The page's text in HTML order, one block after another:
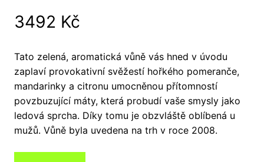
3492 Kč
Tato zelená, aromatická vůně vás hned v úvodu
zaplaví provokativní svěžestí hořkého pomeranče,
mandarinky a citronu umocněnou přítomností
povzbuzující máty, která probudí vaše smysly jako
ledová sprcha. Díky tomu je obzvláště oblíbená u
mužů. Vůně byla uvedena na trh v roce 2008.